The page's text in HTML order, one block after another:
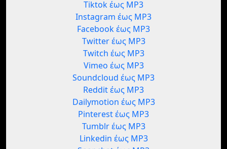
Tiktok έως MP3
Instagram έως MP3
Facebook έως MP3
Twitter έως MP3
Twitch έως MP3
Vimeo έως MP3
Soundcloud έως MP3
Reddit έως MP3
Dailymotion έως MP3
Pinterest έως MP3
Tumblr έως MP3
Linkedin έως MP3